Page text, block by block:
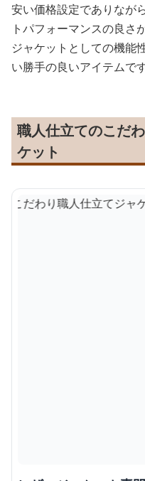
安い価格設定でありなが
トパフォーマンスの良さ
ジャケットとしての機能
い勝手の良いアイテムです
職人仕立てのこだ
ケット